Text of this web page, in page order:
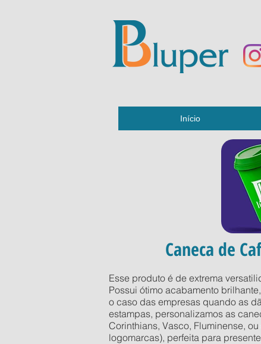
Início
Caneca de
Esse produto é de extrema
Possui ótimo acabamento
o caso das empresas quando as
estampas, personalizamos as
Corinthians, Vasco, Fluminense,
logomarcas), perfeita para